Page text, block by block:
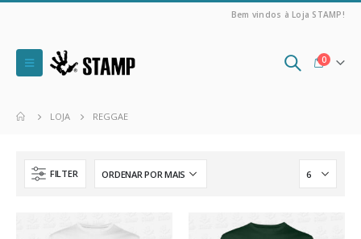
Bem vindos à Loja STAMP!
0
LOJA REGGAE
FILTER